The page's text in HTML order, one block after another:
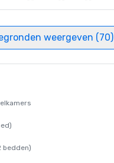
weergeven (70)
bedden)